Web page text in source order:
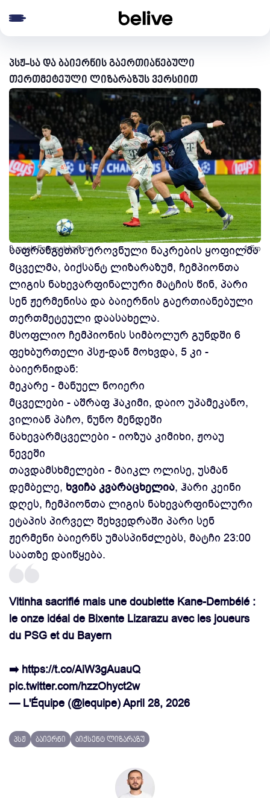
პსჟ-სა და ბაიერნის გაერთიანებული
თერთმეტეული ლიზარაზუს ვერსიით
3 თვის წინ ფეხბურთი 1 წთ
საფრანგეთის ეროვნული ნაკრების ყოფილმა
მცველმა, ბიქსანტ ლიზარაზუმ, ჩემპიონთა
ლიგის ნახევარფინალური მატჩის წინ, პარი
სენ ჟერმენისა და ბაიერნის გაერთიანებული
თერთმეტეული დაასახელა.
მსოფლიო ჩემპიონის სიმბოლურ გუნდში 6
ფეხბურთელი პსჟ-დან მოხვდა, 5 კი -
ბაიერნიდან:
მეკარე - მანუელ ნოიერი
მცველები - აშრაფ ჰაკიმი, დაიო უპამეკანო,
ვილიან პაჩო, ნუნო მენდეში
ნახევარმცველები - იოზუა კიმიხი, ჟოაუ
ნევეში
თავდამსხმელები - მაიკლ ოლისე, უსმან
დემბელე, ხვიჩა კვარაცხელია, ჰარი კეინი
დღეს, ჩემპიონთა ლიგის ნახევარფინალური
ეტაპის პირველ შეხვედრაში პარი სენ
ჟერმენი ბაიერნს უმასპინძლებს, მატჩი 23:00
საათზე დაიწყება.
Vitinha sacrifié mais une doublette Kane-Dembélé :
le onze idéal de Bixente Lizarazu avec les joueurs
du PSG et du Bayern
➡️ https://t.co/AiW3gAuauQ
pic.twitter.com/hzzOhyct2w
— L'Équipe (@lequipe)April 28, 2026
პსჟ ბაიერნი ბიქსენტ ლიზარაზუ